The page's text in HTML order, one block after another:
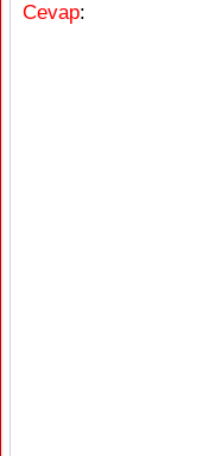
Cevap: